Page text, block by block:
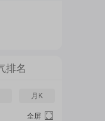
排名
月K
全屏